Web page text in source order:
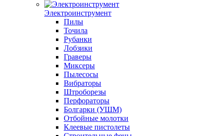
Электроинструмент
Пилы
Точила
Рубанки
Лобзики
Граверы
Миксеры
Пылесосы
Вибраторы
Штроборезы
Перфораторы
Болгарки (УШМ)
Отбойные молотки
Клеевые пистолеты